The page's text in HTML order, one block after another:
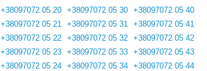
+38097072 05 20
+38097072 05 21
+38097072 05 22
+38097072 05 23
+38097072 05 24
+38097072 05 30
+38097072 05 31
+38097072 05 32
+38097072 05 33
+38097072 05 34
+38097072 05 40
+38097072 05 41
+38097072 05 42
+38097072 05 43
+38097072 05 44